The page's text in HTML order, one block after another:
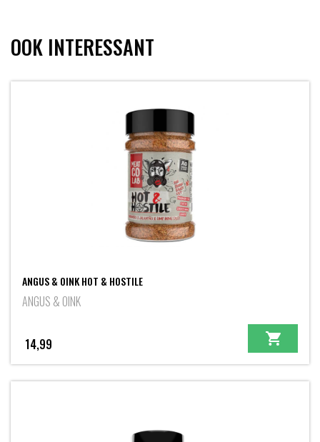
OOK INTERESSANT
ANGUS & OINK HOT & HOSTILE
ANGUS & OINK
14,99